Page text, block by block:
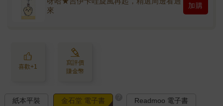
來
加購
喜歡+1
寫評價
賺金幣
紙本平裝 金石堂 電子書 Readmoo 電子書